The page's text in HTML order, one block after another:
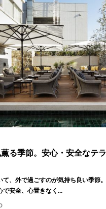
る季節。安心・安全なテ
て、外で過ごすのが気持ち良い季節
で安全、心置きなく...